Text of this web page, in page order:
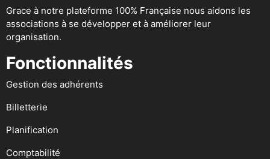
Grace à notre plateforme 100% Française nous aidons les
associations à se développer et à améliorer leur
organisation.
Fonctionnalités
Gestion des adhérents
Billetterie
Planification
Comptabilité